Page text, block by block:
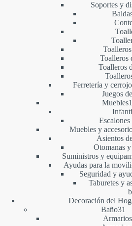
Soportes y
Toalleros
Toalleros
Ferretería y
Juegos
Muebles
Muebles y
Asientos
Otomanas
Suministros y
Ayudas para la
Seguridad y
Taburetes y
Decoración del
Baño31
Armarios